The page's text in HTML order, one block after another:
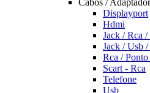
Cabos /
Displayport
Hdmi
Jack / Rca
Jack / Usb
Rca /
Scart - Rca
Telefone
Usb